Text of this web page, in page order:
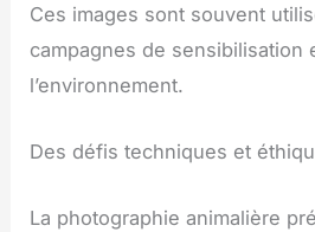
Ces images sont souvent
campagnes de sensibilisation
l’environnement.
Des défis techniques et
La photographie animalière